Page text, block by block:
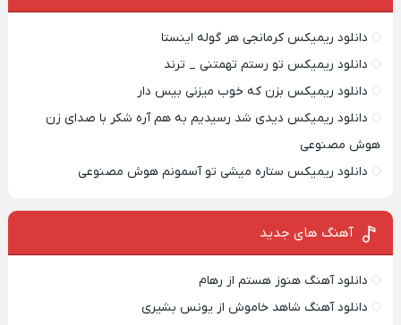
دانلود ریمیکس کرمانجی هر گوله اینستا
دانلود ریمیکس تو رستم تهمتنی _ ترند
دانلود ریمیکس بزن که خوب میزنی بیس دار
دانلود ریمیکس دیدی شد رسیدیم به هم آره شکر با صدای زن
هوش مصنوعی
دانلود ریمیکس ستاره میشی تو آسمونم هوش مصنوعی
آهنگ های جدید
دانلود آهنگ هنوز هستم از رهام
دانلود آهنگ شاهد خاموش از یونس بشیری